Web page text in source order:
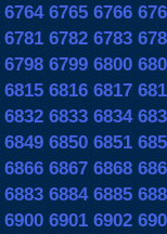
6764 6765 6766
6781 6782 6783
6798 6799 6800
6815 6816 6817
6832 6833 6834
6849 6850 6851
6866 6867 6868
6883 6884 6885
6900 6901 6902